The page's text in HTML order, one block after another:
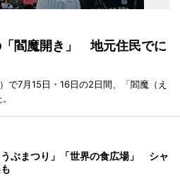
閻魔開き」 地元住民でに
で7月15日・16日の2日間、「閻魔（え
ぶまつり」「世界の食広場」 シャ